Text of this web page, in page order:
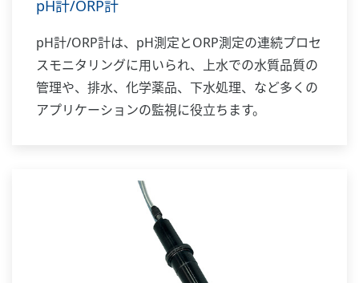
pH計/ORP計
pH計/ORP計は、pH測定とORP測定の連続プロセ
スモニタリングに用いられ、上水での水質品質の
管理や、排水、化学薬品、下水処理、など多くの
アプリケーションの監視に役立ちます。